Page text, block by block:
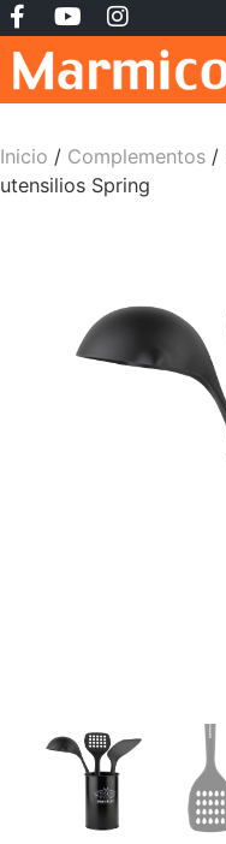
Inicio / Complementos /
utensilios Spring